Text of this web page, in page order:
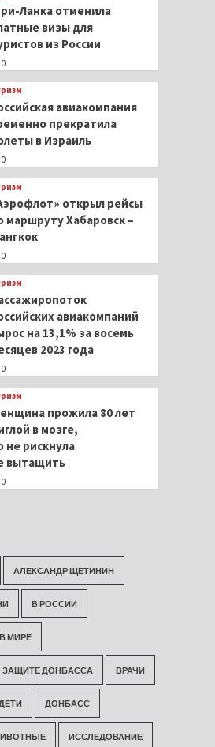
Ланка отменила
визы для
из России
0
авиакомпания
прекратила
в Израиль
0
открыл рейсы
маршруту Хабаровск –
0
авиакомпаний
на 13,1% за восемь
2023 года
0
прожила 80 лет
в мозге,
не рискнула
вытащить
0
АЛЕКСАНДР ЩЕТИНИН
В РОССИИ
В МИРЕ
ЗАЩИТЕ ДОНБАССА ВРАЧИ
ДОНБАСС
ИССЛЕДОВАНИЕ